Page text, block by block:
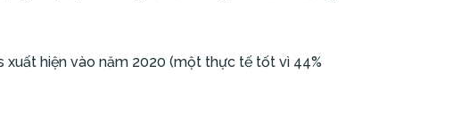
xuất hiện vào năm 2020 (một thực tế tốt vì 44%